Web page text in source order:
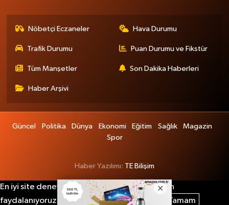
Nöbetçi Eczaneler Hava Durumu
Trafik Durumu Puan Durumu ve Fikstür
Tüm Manşetler Son Dakika Haberleri
Haber Arşivi
Güncel Politika Dünya Ekonomi Eğitim Sağlık
Magazin
Spor
Haber Yazılımı: TE Bilişim
En iyi site deneyimi sağlamak için çerezlerden
faydalanıyoruz. Detaylar için lütfen tıklayın.
Tamam